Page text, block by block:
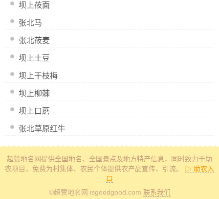
坝上莜面
张北马
张北莜麦
坝上土豆
坝上干枝梅
坝上柳棘
坝上口蘑
张北草原红牛
超赞地名网提供全国地名、全国景点及地方特产信息 ，同时致力于助
农项目，免费为村集体、农民个体提供农产品宣传、引流。 ▷ 助农入
口
©超赞地名网 isgoodgood.com 联系我们